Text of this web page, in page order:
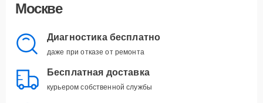
Москве
Диагностика бесплатно
даже при отказе от ремонта
Бесплатная доставка
курьером собственной службы